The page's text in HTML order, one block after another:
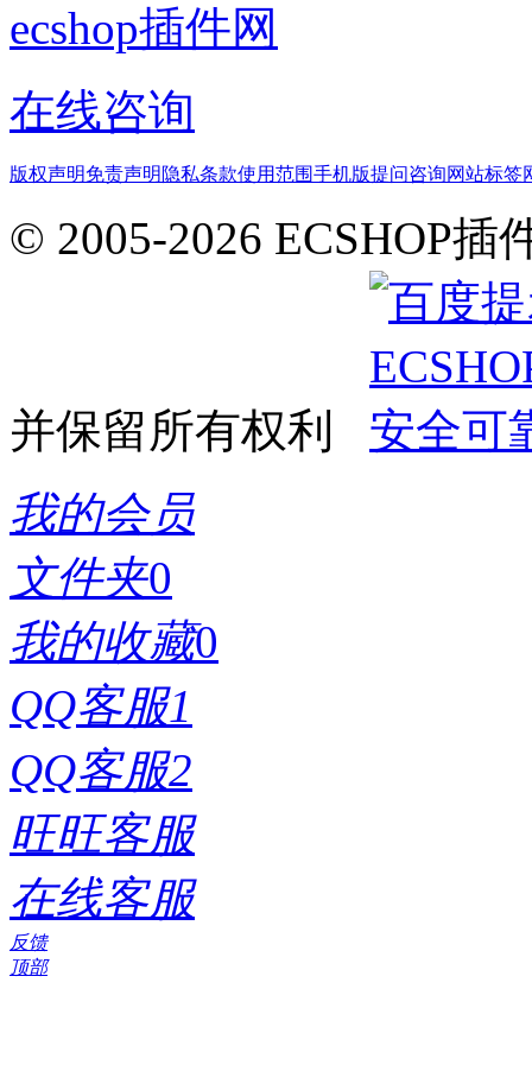
ecshop插件网
在线咨询
版权声明免责声明 隐私条款使用范围手机版提问咨询网站标签
© 2005-2026 ECSHOP插
并保留所有权利
我的会员
文件夹0
我的收藏0
QQ客服1
QQ客服2
旺旺客服
在线客服
反馈
顶部